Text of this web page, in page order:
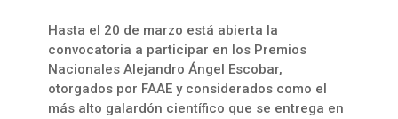
Hasta el 20 de marzo está abierta la
convocatoria a participar en los Premios
Nacionales Alejandro Ángel Escobar,
otorgados por FAAE y considerados como el
más alto galardón científico que se entrega en